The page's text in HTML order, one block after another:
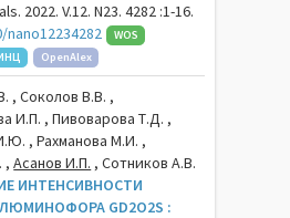
2022. V.12. N23. 4282 :1-16.
nano12234282
WOS
OpenAlex
, Соколов В.В. ,
И.П. , Пивоварова Т.Д. ,
, Рахманова М.И. ,
,Асанов И.П. , Сотников А.В.
ИНТЕНСИВНОСТИ
GD2O2S :